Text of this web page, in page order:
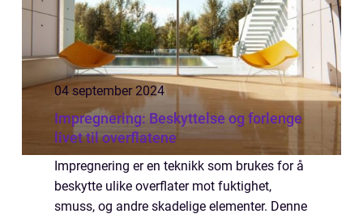
04 september 2024
Impregnering: Beskyttelse og forlenge
livet til overflatene
Impregnering er en teknikk som brukes for å
beskytte ulike overflater mot fuktighet,
smuss, og andre skadelige elementer. Denne